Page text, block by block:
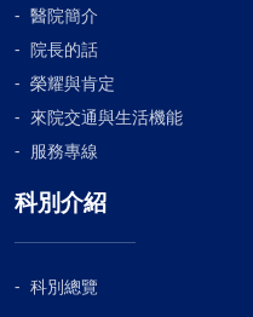
造成手腕持續疼痛無力，
可能愈來愈嚴重；而針對
度使用是預防的關鍵。若
門診確認受傷狀況，避免
關節陪自己久一點。
效。近年來，蘇冠賓教授
面研究中心的團隊，執行
發現EPA對憂鬱症、疼痛
性疾病，具有安全性高的
「Omega-3多元不飽和脂
養素。若患者有偏頭痛，
的臨床實驗結果案例較少
行病學研究、動物基礎研
這項結果，不過這次研究
防和治療提供了新的治療
討Omega-3在治療偏頭
臟沒有神經，在輕微發炎
異狀。當患者發覺症狀時
表面神經，才會感到疼痛
工了。目前治療肝癌仍以
大幅度保留肝臟並清除腫
不易復發。相比傳統開放
具有顯著優勢。在手術視
3D影像系統，能提供放大
與器械能在腹腔內靈活轉
角。這些特點使醫師能更
部分健康組織。此外，
醫院簡介
院長的話
榮耀與肯定
來院交通與生活機能
服務專線
科別介紹
科別總覽